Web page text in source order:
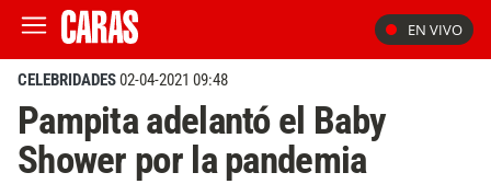
EN VIVO
CELEBRIDADES02-04-2021 09:48
Pampita adelantó el Baby
Shower por la pandemia